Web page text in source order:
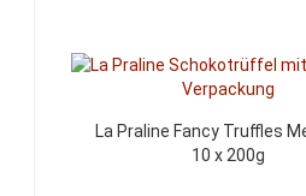
La Praline Fancy Truffles
10 x 200g